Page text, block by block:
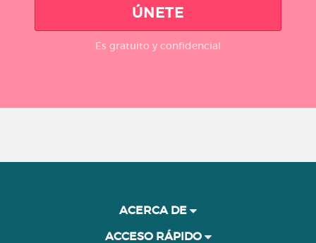
ÚNETE
Es gratuito y confidencial
ACERCA DE
ACCESO RÁPIDO